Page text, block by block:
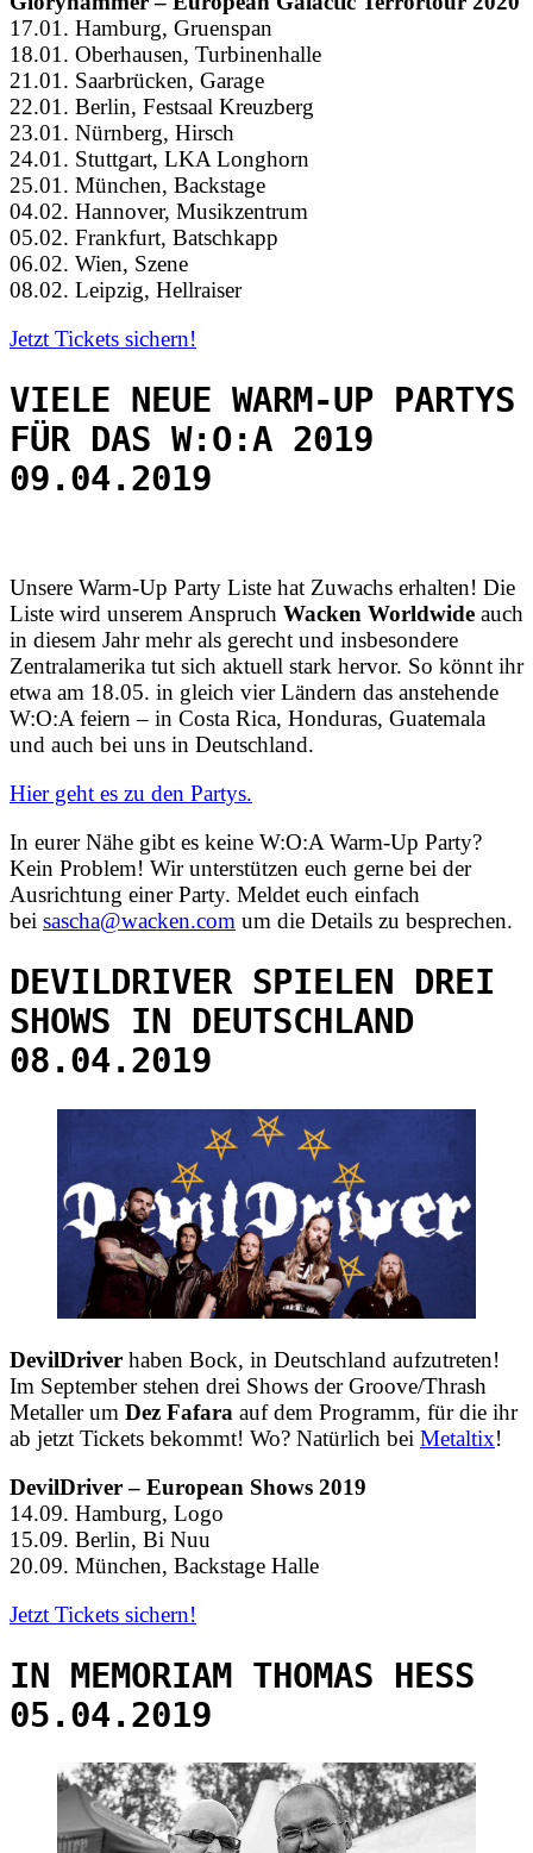
17.01. Hamburg, Gruenspan
18.01. Oberhausen, Turbinenhalle
21.01. Saarbrücken, Garage
22.01. Berlin, Festsaal Kreuzberg
23.01. Nürnberg, Hirsch
24.01. Stuttgart, LKA Longhorn
25.01. München, Backstage
04.02. Hannover, Musikzentrum
05.02. Frankfurt, Batschkapp
06.02. Wien, Szene
08.02. Leipzig, Hellraiser
Jetzt Tickets sichern!
VIELE NEUE WARM-UP PARTYS
FÜR DAS W:O:A 2019
09.04.2019
Unsere Warm-Up Party Liste hat Zuwachs erhalten! Die
Liste wird unserem Anspruch Wacken Worldwide auch
in diesem Jahr mehr als gerecht und insbesondere
Zentralamerika tut sich aktuell stark hervor. So könnt ihr
etwa am 18.05. in gleich vier Ländern das anstehende
W:O:A feiern – in Costa Rica, Honduras, Guatemala
und auch bei uns in Deutschland.
Hier geht es zu den Partys.
In eurer Nähe gibt es keine W:O:A Warm-Up Party?
Kein Problem! Wir unterstützen euch gerne bei der
Ausrichtung einer Party. Meldet euch einfach
bei sascha@wacken.com um die Details zu besprechen.
DEVILDRIVER SPIELEN DREI
SHOWS IN DEUTSCHLAND
08.04.2019
DevilDriver haben Bock, in Deutschland aufzutreten!
Im September stehen drei Shows der Groove/Thrash
Metaller um Dez Fafara auf dem Programm, für die ihr
ab jetzt Tickets bekommt! Wo? Natürlich bei Metaltix!
DevilDriver – European Shows 2019
14.09. Hamburg, Logo
15.09. Berlin, Bi Nuu
20.09. München, Backstage Halle
Jetzt Tickets sichern!
IN MEMORIAM THOMAS HESS
05.04.2019